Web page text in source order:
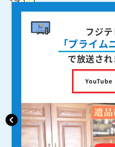
書籍
身近な
亡くなった
を出版し